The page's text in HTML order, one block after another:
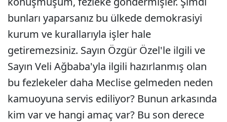
bunları yaparsanız bu ülkede demokrasiyi
kurum ve kurallarıyla işler hale
getiremezsiniz. Sayın Özgür Özel'le ilgili ve
Sayın Veli Ağbaba'yla ilgili hazırlanmış olan
bu fezlekeler daha Meclise gelmeden neden
kamuoyuna servis ediliyor? Bunun arkasında
kim var ve hangi amaç var? Bu son derece